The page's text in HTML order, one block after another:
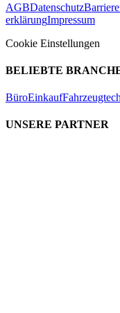
AGBDatenschutz
erklärungImpressum
Cookie Einstellungen
BELIEBTE
BüroEinkauf
UNSERE PARTNER